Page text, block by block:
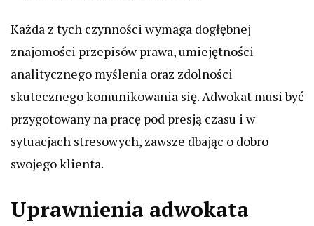
Każda z tych czynności wymaga dogłębnej
znajomości przepisów prawa, umiejętności
analitycznego myślenia oraz zdolności
skutecznego komunikowania się. Adwokat musi być
przygotowany na pracę pod presją czasu i w
sytuacjach stresowych, zawsze dbając o dobro
swojego klienta.
Uprawnienia adwokata